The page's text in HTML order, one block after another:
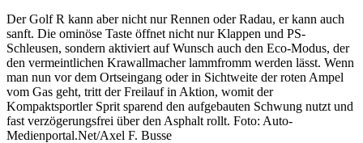
Der Golf R kann aber nicht nur Rennen oder Radau, er kann auch
sanft. Die ominöse Taste öffnet nicht nur Klappen und PS-
Schleusen, sondern aktiviert auf Wunsch auch den Eco-Modus, der
den vermeintlichen Krawallmacher lammfromm werden lässt. Wenn
man nun vor dem Ortseingang oder in Sichtweite der roten Ampel
vom Gas geht, tritt der Freilauf in Aktion, womit der
Kompaktsportler Sprit sparend den aufgebauten Schwung nutzt und
fast verzögerungsfrei über den Asphalt rollt. Foto: Auto-
Medienportal.Net/Axel F. Busse